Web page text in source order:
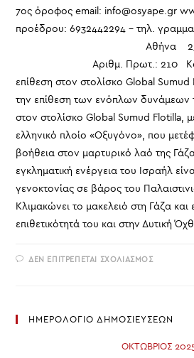
7ος όροφος email: info@osyape.gr
προέδρου: 6932442294 – τηλ.
Αθήνα 2/
Αριθμ. Πρωτ.: 210
επίθεση στον στολίσκο Global
την επίθεση των ενόπλων δυνάμεων
στον στολίσκο Global Sumud Flotilla,
ελληνικό πλοίο «Οξυγόνο», που
βοήθεια στον μαρτυρικό λαό της
εγκληματική ενέργεια του Ισραήλ
γενοκτονίας σε βάρος του
Κλιμακώνει το μακελειό στη Γάζα και
επιθετικότητά του και στην Δυτική
ΔΕΝ ΕΠΙΤΡΈΠΕΤΑΙ ΣΧΟΛΙΑΣΜΌΣΣΤΟ
GLOBAL
SUMUD
ΗΜΕΡΟΛΟΓΙΟ ΔΗΜΟΣΙΕΥΣΕΩΝ
ΟΚΤΏΒΡΙΟΣ